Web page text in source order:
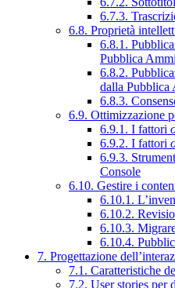
6.7.3.
6.8. Proprietà
6.8.1.
Pubblica
6.8.2.
dalla Pubblica
6.8.3.
6.9. Ottimizzazione
6.9.1. I fattori
6.9.2. I fattori
6.9.3.
Console
6.10. Gestire i
6.10.1.
6.10.2.
6.10.3.
6.10.4.
7. Progettazione
7.1. Caratteristiche
7.2. User stories per